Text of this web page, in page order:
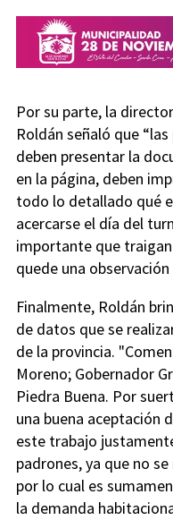
Por su parte, la
Roldán señaló que
deben presentar la
en la página, deben
todo lo detallado qué
acercarse el día del
importante que
quede una
Finalmente, Roldán
de datos que se
de la provincia.
Moreno; Gobernador
Piedra Buena. Por
una buena aceptación
este trabajo
padrones, ya que no
por lo cual es
la demanda